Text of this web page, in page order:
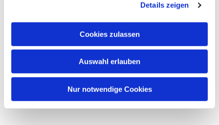
Details zeigen
Cookies zulassen
Auswahl erlauben
Nur notwendige Cookies